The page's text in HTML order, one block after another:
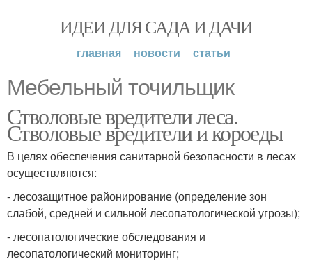
ИДЕИ ДЛЯ САДА И ДАЧИ
главная новости статьи
Мебельный точильщик
Стволовые вредители леса.
Стволовые вредители и короеды
В целях обеспечения санитарной безопасности в лесах
осуществляются:
- лесозащитное районирование (определение зон
слабой, средней и сильной лесопатологической угрозы);
- лесопатологические обследования и
лесопатологический мониторинг;